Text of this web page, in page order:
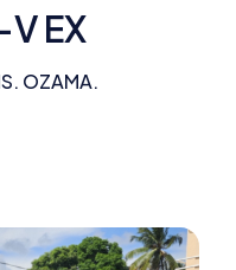
EX
OZAMA.